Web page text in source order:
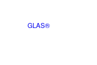
GLAS®